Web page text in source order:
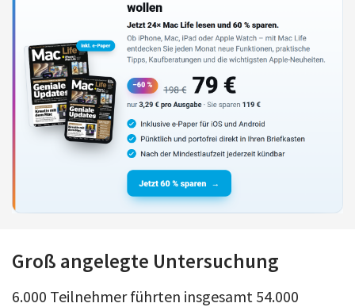
Groß angelegte Untersuchung
6.000 Teilnehmer führten insgesamt 54.000